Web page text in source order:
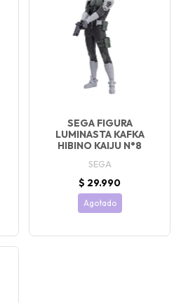
SEGA FIGURA
LUMINASTA KAFKA
HIBINO KAIJU N°8
SEGA
$ 29.990
Agotado